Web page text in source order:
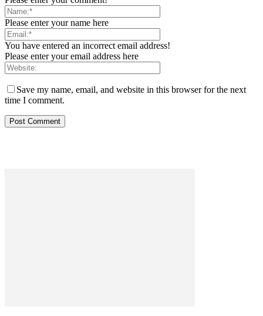
Please enter your name here
You have entered an incorrect email address!
Please enter your email address here
Save my name, email, and website in this browser for the next
time I comment.